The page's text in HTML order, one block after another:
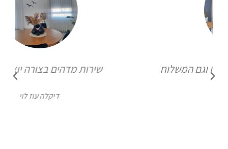
שירות מדהים בצורה יוצאת דופן!